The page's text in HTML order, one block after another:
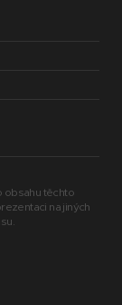
obsahu těchto
na jiných